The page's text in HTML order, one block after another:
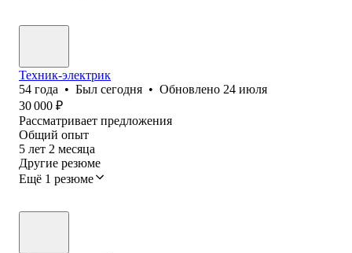
Техник-электрик
54 года • Был сегодня • Обновлено 24 июля
30 000 ₽
Рассматривает предложения
Общий опыт
5 лет 2 месяца
Другие резюме
Ещё 1 резюме